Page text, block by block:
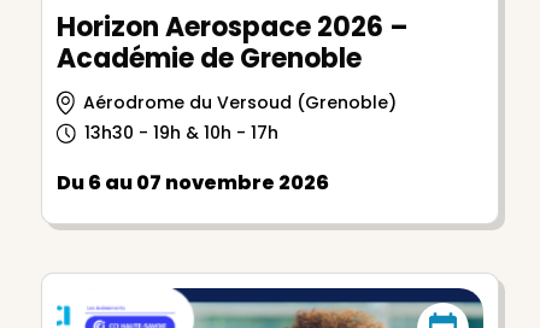
Horizon Aerospace 2026 –
Académie de Grenoble
Aérodrome du Versoud (Grenoble)
13h30 - 19h & 10h - 17h
Du 6 au 07 novembre 2026